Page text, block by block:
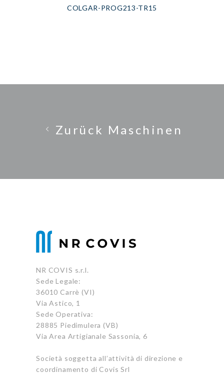
COLGAR-PROG213-TR15
Zurück Maschinen
NR COVIS s.r.l.
Sede Legale:
36010 Carrè (VI)
Via Astico, 1
Sede Operativa:
28885 Piedimulera (VB)
Via Area Artigianale Sassonia, 6
Società soggetta all’attività di direzione e
coordinamento di Covis Srl